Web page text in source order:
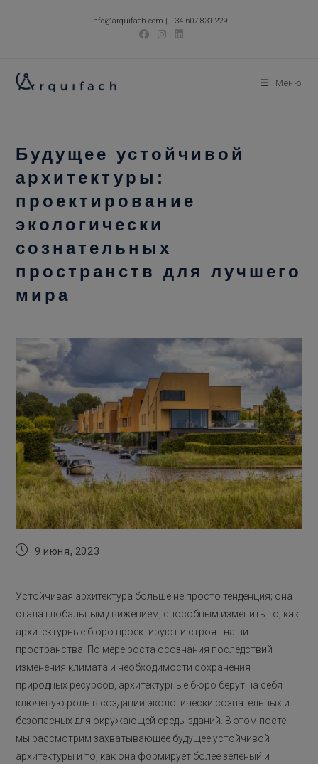
info@arquifach.com | +34 607 831 229
Меню
Будущее устойчивой
архитектуры:
проектирование
экологически
сознательных
пространств для лучшего
мира
Запись9 июня, 2023
Устойчивая архитектура больше не просто тенденция; она
стала глобальным движением, способным изменить то, как
архитектурные бюро проектируют и строят наши
пространства. По мере роста осознания последствий
изменения климата и необходимости сохранения
природных ресурсов, архитектурные бюро берут на себя
ключевую роль в создании экологически сознательных и
безопасных для окружающей среды зданий. В этом посте
мы рассмотрим захватывающее будущее устойчивой
архитектуры и то, как она формирует более зеленый и